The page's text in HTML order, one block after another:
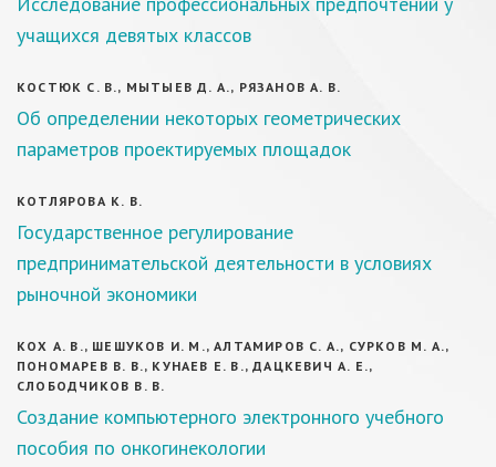
учащихся девятых классов
КОСТЮК С. В., МЫТЫЕВ Д. А., РЯЗАНОВ А. В.
Об определении некоторых геометрических
параметров проектируемых площадок
КОТЛЯРОВА К. В.
Государственное регулирование
предпринимательской деятельности в условиях
рыночной экономики
КОХ А. В., ШЕШУКОВ И. М., АЛТАМИРОВ С. А., СУРКОВ М. А.,
ПОНОМАРЕВ В. В., КУНАЕВ Е. В., ДАЦКЕВИЧ А. Е.,
СЛОБОДЧИКОВ В. В.
Создание компьютерного электронного учебного
пособия по онкогинекологии